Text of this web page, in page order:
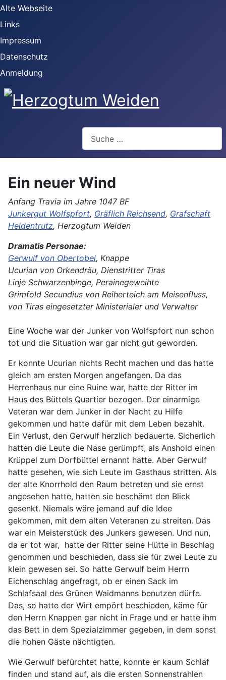
Alte Webseite
Links
Impressum
Datenschutz
Anmeldung
Ein neuer Wind
Anfang Travia im Jahre 1047 BF
Junkergut Wolfspfort, Gräflich Reichsend, Grafschaft
Heldentrutz, Herzogtum Weiden
Dramatis Personae:
Gerwulf von Obertobel, Knappe
Ucurian von Orkendräu, Dienstritter Tiras
Linje Schwarzenbinge, Perainegeweihte
Grimfold Secundius von Reiherteich am Meisenfluss,
von Tiras eingesetzter Ministerialer und Verwalter
Eine Woche war der Junker von Wolfspfort nun schon
tot und die Situation war gar nicht gut geworden.
Er konnte Ucurian nichts Recht machen und das hatte
gleich am ersten Morgen angefangen. Da das
Herrenhaus nur eine Ruine war, hatte der Ritter im
Haus des Büttels Quartier bezogen. Der einarmige
Veteran war dem Junker in der Nacht zu Hilfe
gekommen und hatte dafür mit dem Leben bezahlt.
Ein Verlust, den Gerwulf herzlich bedauerte. Sicherlich
hatten die Leute die Nase gerümpft, als Anshold einen
Krüppel zum Dorfbüttel ernannt hatte. Aber Gerwulf
hatte gesehen, wie sich Leute im Gasthaus stritten. Als
der alte Knorrhold den Raum betreten und sie ernst
angesehen hatte, hatten sie beschämt den Blick
gesenkt. Niemals wäre jemand auf die Idee
gekommen, mit dem alten Veteranen zu streiten. Das
war ein Meisterstück des Junkers gewesen. Und nun,
da er tot war, hatte der Ritter seine Hütte in Beschlag
genommen und beschieden, dass sie für zwei Leute zu
klein gewesen sei. So hatte Gerwulf beim Herrn
Eichenschlag angefragt, ob er einen Sack im
Schlafsaal des Grünen Waidmanns benutzen dürfe.
Das, so hatte der Wirt empört beschieden, käme für
den Herrn Knappen gar nicht in Frage und er hatte ihm
das Bett in dem Spezialzimmer gegeben, in dem sonst
die hohen Gäste nächtigten.
Wie Gerwulf befürchtet hatte, konnte er kaum Schlaf
finden und stand auf, als die ersten Sonnenstrahlen